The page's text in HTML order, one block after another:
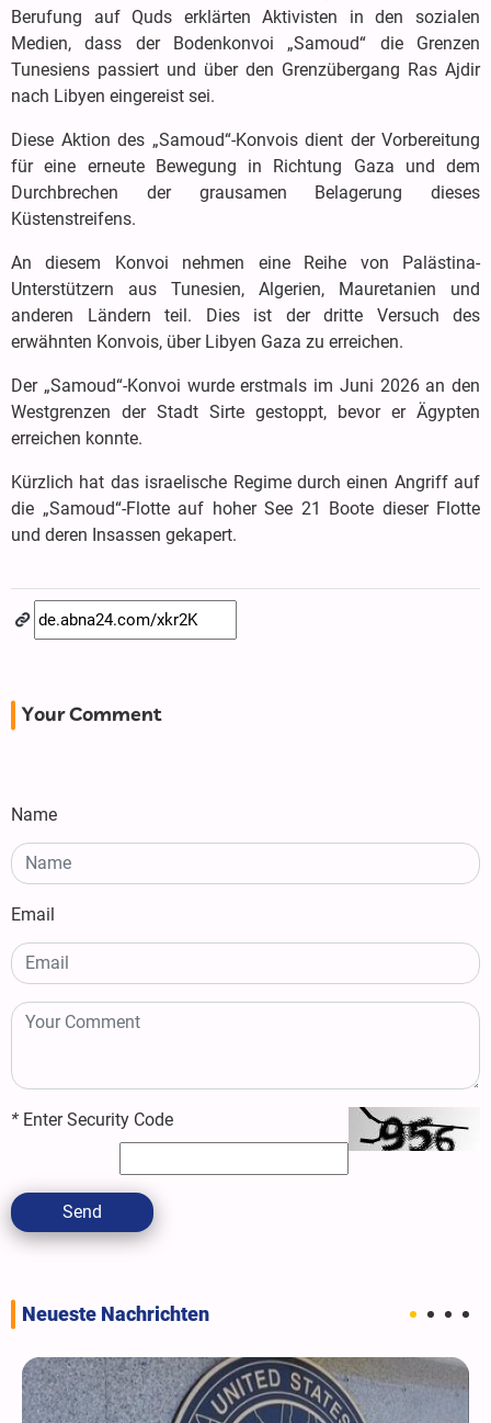
Berufung auf Quds erklärten Aktivisten in den sozialen
Medien, dass der Bodenkonvoi „Samoud“ die Grenzen
Tunesiens passiert und über den Grenzübergang Ras Ajdir
nach Libyen eingereist sei.
Diese Aktion des „Samoud“-Konvois dient der Vorbereitung
für eine erneute Bewegung in Richtung Gaza und dem
Durchbrechen der grausamen Belagerung dieses
Küstenstreifens.
An diesem Konvoi nehmen eine Reihe von Palästina-
Unterstützern aus Tunesien, Algerien, Mauretanien und
anderen Ländern teil. Dies ist der dritte Versuch des
erwähnten Konvois, über Libyen Gaza zu erreichen.
Der „Samoud“-Konvoi wurde erstmals im Juni 2026 an den
Westgrenzen der Stadt Sirte gestoppt, bevor er Ägypten
erreichen konnte.
Kürzlich hat das israelische Regime durch einen Angriff auf
die „Samoud“-Flotte auf hoher See 21 Boote dieser Flotte
und deren Insassen gekapert.
Your Comment
Name
Email
* Enter Security Code
Send
Neueste Nachrichten